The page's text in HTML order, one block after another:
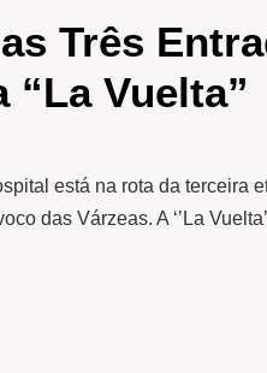
Três
“La Vuelta”
está na rota da terceira
das Várzeas. A ‘’La